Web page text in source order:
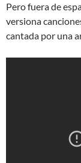
Pero fuera de
versiona
cantada por una